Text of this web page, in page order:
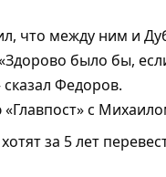
что между ним и
было бы,
Федоров.
с
за 5 лет